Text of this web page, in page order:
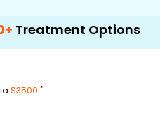
Options
$3500 *